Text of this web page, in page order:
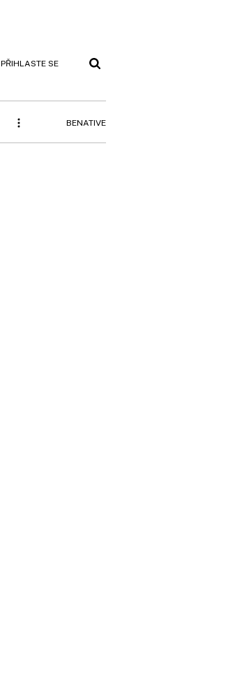
PŘIHLASTE SE
BENATIVE